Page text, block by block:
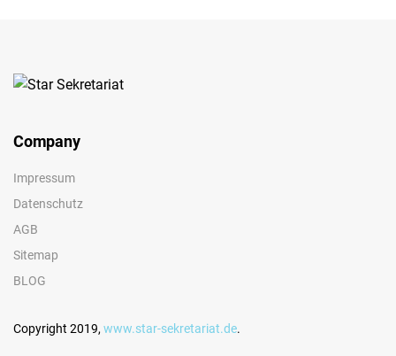
Company
Impressum
Datenschutz
AGB
Sitemap
BLOG
Copyright 2019, www.star-sekretariat.de.